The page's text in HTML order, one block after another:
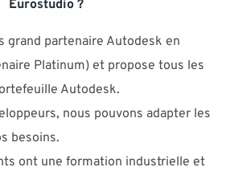
Eurostudio ?
grand partenaire Autodesk en
Platinum) et propose tous les
Autodesk.
nous pouvons adapter les
besoins.
ont une formation industrielle et